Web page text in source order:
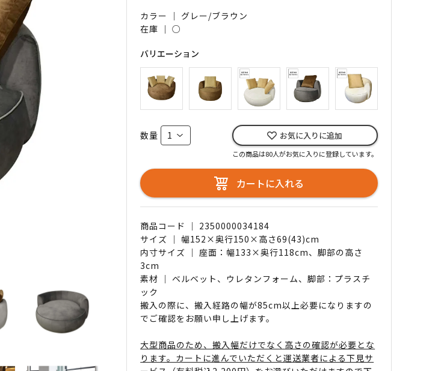
カラー ｜ グレー/ブラウン
在庫 ｜○
バリエーション
数量 お気に入りに追加
この商品は80人がお気に入りに登録しています。
カートに入れる
商品コード ｜ 2350000034184
サイズ ｜ 幅152×奥行150×高さ69(43)cm
内寸サイズ ｜ 座面：幅133×奥行118cm、脚部の高さ
3cm
素材 ｜ ベルベット、ウレタンフォーム、脚部：プラスチ
ック
搬入の際に、搬入経路の幅が85cm以上必要になりますの
でご確認をお願い申し上げます。
大型商品のため、搬入幅だけでなく高さの確認が必要とな
ります。カートに進んでいただくと運送業者による下見サ